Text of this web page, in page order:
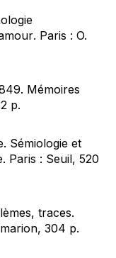
. Paris : O.
Mémoires
p.
Sémiologie et
. Paris : Seuil, 520
traces.
304 p.